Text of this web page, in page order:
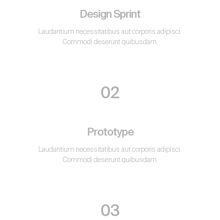
Design Sprint
Laudantium necessitatibus aut corporis adipisci.
Commodi deserunt quibusdam.
02
Prototype
Laudantium necessitatibus aut corporis adipisci.
Commodi deserunt quibusdam.
03